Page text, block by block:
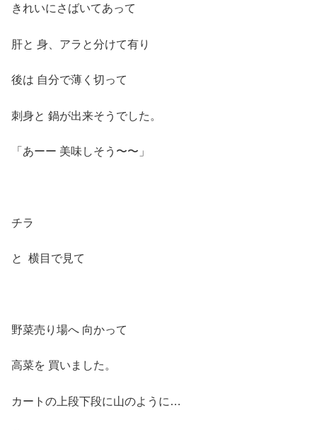
きれいにさばいてあって
肝と 身、アラと分けて有り
後は 自分で薄く切って
刺身と 鍋が出来そうでした。
「あーー 美味しそう〜〜」
チラ
と 横目で見て
野菜売り場へ 向かって
高菜を 買いました。
カートの上段下段に山のように…